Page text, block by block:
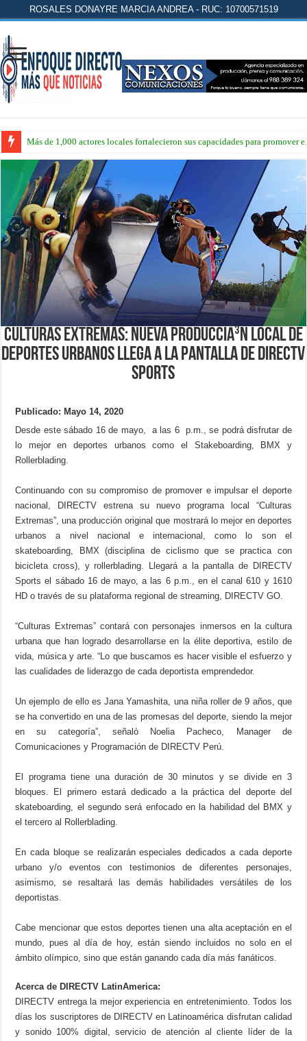
ROSALES DONAYRE MARCIA ANDREA - RUC: 10700571519
Más de 1,000 actores locales fortalecieron sus capacidades para promover
Culturas Extremas: nueva producciÃ³n local de
deportes urbanos llega a la pantalla de DIRECTV
Sports
Publicado: Mayo 14, 2020
Desde este sábado 16 de mayo, a las 6 p.m., se podrá disfrutar de
lo mejor en deportes urbanos como el Stakeboarding, BMX y
Rollerblading.
Continuando con su compromiso de promover e impulsar el deporte
nacional, DIRECTV estrena su nuevo programa local “Culturas
Extremas”, una producción original que mostrará lo mejor en deportes
urbanos a nivel nacional e internacional, como lo son el
skateboarding, BMX (disciplina de ciclismo que se practica con
bicicleta cross), y rollerblading. Llegará a la pantalla de DIRECTV
Sports el sábado 16 de mayo, a las 6 p.m., en el canal 610 y 1610
HD o través de su plataforma regional de streaming, DIRECTV GO.
“Culturas Extremas” contará con personajes inmersos en la cultura
urbana que han logrado desarrollarse en la élite deportiva, estilo de
vida, música y arte. “Lo que buscamos es hacer visible el esfuerzo y
las cualidades de liderazgo de cada deportista emprendedor.
Un ejemplo de ello es Jana Yamashita, una niña roller de 9 años, que
se ha convertido en una de las promesas del deporte, siendo la mejor
en su categoría”, señaló Noelia Pacheco, Manager de
Comunicaciones y Programación de DIRECTV Perú.
El programa tiene una duración de 30 minutos y se divide en 3
bloques. El primero estará dedicado a la práctica del deporte del
skateboarding, el segundo será enfocado en la habilidad del BMX y
el tercero al Rollerblading.
En cada bloque se realizarán especiales dedicados a cada deporte
urbano y/o eventos con testimonios de diferentes personajes,
asimismo, se resaltará las demás habilidades versátiles de los
deportistas.
Cabe mencionar que estos deportes tienen una alta aceptación en el
mundo, pues al día de hoy, están siendo incluidos no solo en el
ámbito olímpico, sino que están ganando cada día más fanáticos.
Acerca de DIRECTV LatinAmerica:
DIRECTV entrega la mejor experiencia en entretenimiento. Todos los
días los suscriptores de DIRECTV en Latinoamérica disfrutan calidad
y sonido 100% digital, servicio de atención al cliente líder de la